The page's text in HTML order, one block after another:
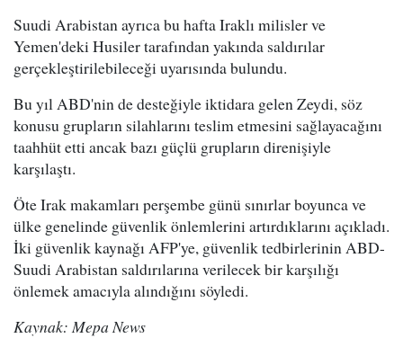
Suudi Arabistan ayrıca bu hafta Iraklı milisler ve
Yemen'deki Husiler tarafından yakında saldırılar
gerçekleştirilebileceği uyarısında bulundu.
Bu yıl ABD'nin de desteğiyle iktidara gelen Zeydi, söz
konusu grupların silahlarını teslim etmesini sağlayacağını
taahhüt etti ancak bazı güçlü grupların direnişiyle
karşılaştı.
Öte Irak makamları perşembe günü sınırlar boyunca ve
ülke genelinde güvenlik önlemlerini artırdıklarını açıkladı.
İki güvenlik kaynağı AFP'ye, güvenlik tedbirlerinin ABD-
Suudi Arabistan saldırılarına verilecek bir karşılığı
önlemek amacıyla alındığını söyledi.
Kaynak: Mepa News